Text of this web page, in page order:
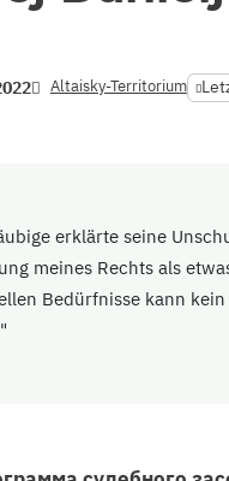
Altaisky-Territorium
erklärte seine
meines Rechts als
Bedürfnisse kann